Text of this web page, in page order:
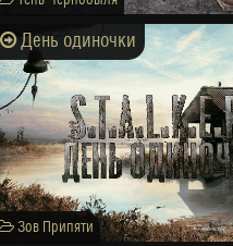
День одиночки
Зов Припяти